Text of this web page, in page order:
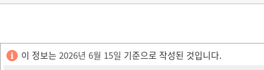
이 정보는 2026년 6월 15일 기준으로 작성된 것입니다.